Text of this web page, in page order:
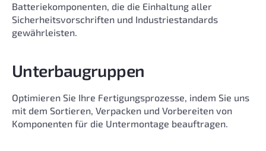
Batteriekomponenten, die die Einhaltung aller
Sicherheitsvorschriften und Industriestandards
gewährleisten.
Unterbaugruppen
Optimieren Sie Ihre Fertigungsprozesse, indem Sie uns
mit dem Sortieren, Verpacken und Vorbereiten von
Komponenten für die Untermontage beauftragen.